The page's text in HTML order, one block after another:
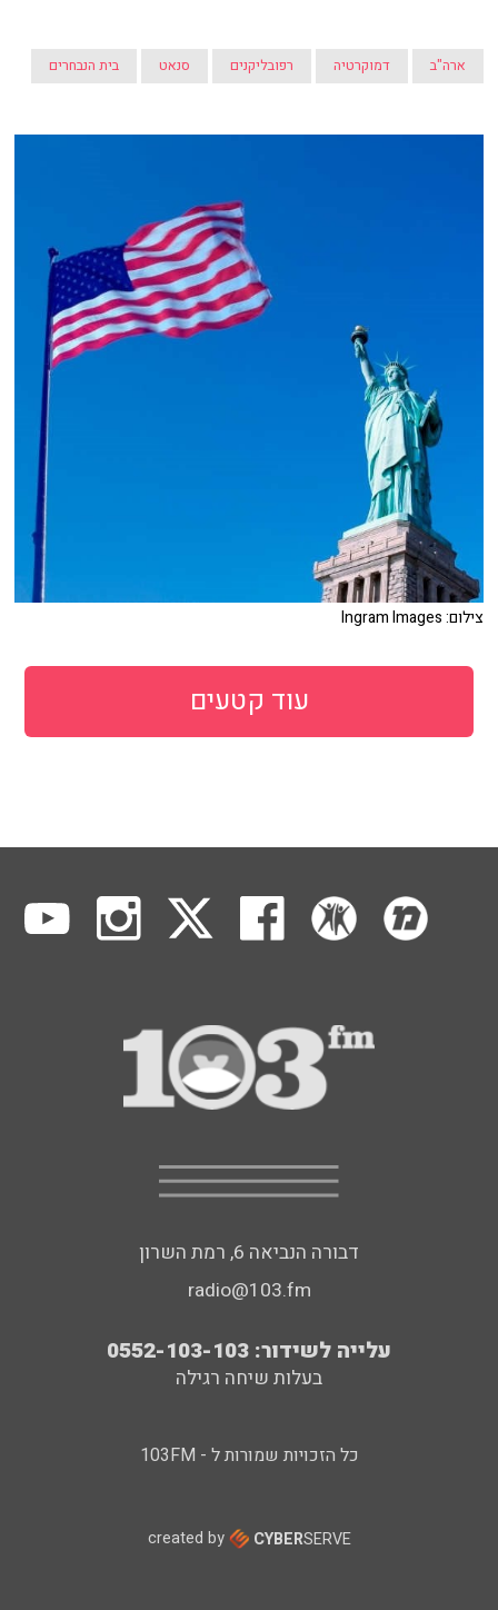
ארה"ב דמוקרטיה רפובליקנים סנאט בית הנבחרים
צילום: Ingram Images
עוד קטעים
דבורה הנביאה 6, רמת השרון
radio@103.fm
עלייה לשידור: 0552-103-103
בעלות שיחה רגילה
כל הזכויות שמורות ל - 103FM
created by CYBERSERVE